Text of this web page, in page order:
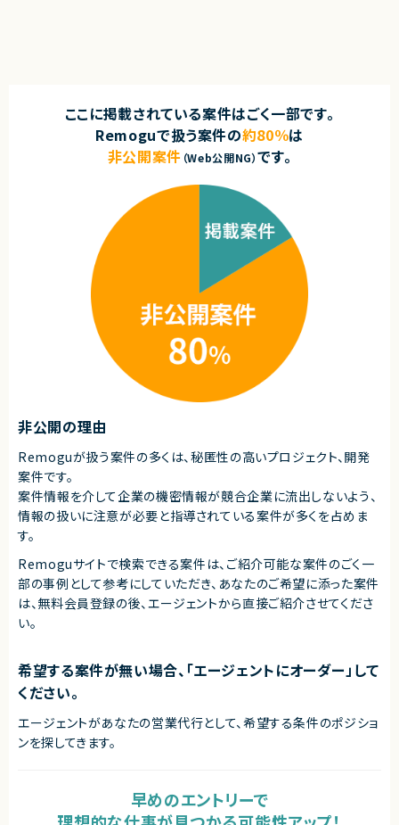
ここに掲載されている案件はごく一部です。
Remoguで扱う案件の約80％は
非公開案件 （Web公開NG）です。
非公開の理由
Remoguが扱う案件の多くは、秘匿性の高いプロジェクト、開発
案件です。
案件情報を介して企業の機密情報が競合企業に流出しないよう、
情報の扱いに注意が必要と指導されている案件が多くを占めま
す。
Remoguサイトで検索できる案件は、ご紹介可能な案件のごく一
部の事例として参考にしていただき、 あなたのご希望に添った案件
は、無料会員登録の後、エージェントから直接ご紹介させてくださ
い。
希望する案件が無い場合、「エージェントにオーダー」して
ください。
エージェントがあなたの営業代行として、希望する条件のポジショ
ンを探してきます。
早めのエントリーで